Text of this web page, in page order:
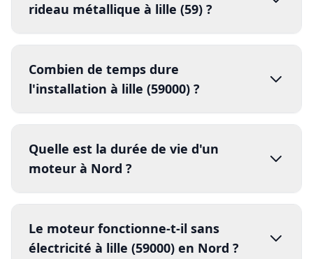
rideau métallique à lille (59) ?
DRM 03 74 09 47 57
devis sous 24h
Combien de temps dure
l'installation à lille (59000) ?
moteur tubulaire
une journée
installation
Quelle est la durée de vie d'un
moteur à Nord ?
15 à 20 ans
Le moteur fonctionne-t-il sans
électricité à lille (59000) en Nord ?